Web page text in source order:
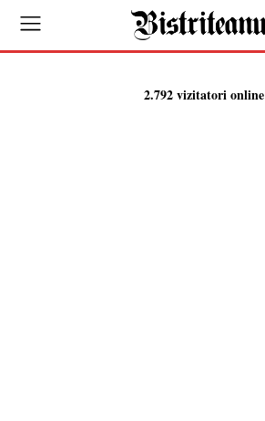
2.792 vizitatori online